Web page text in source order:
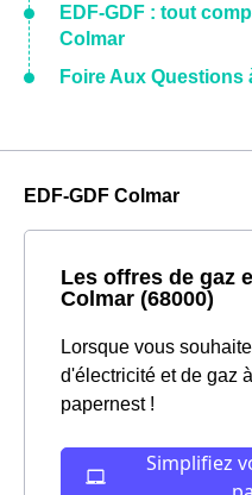
EDF-GDF : tout
Colmar
Foire Aux Questions
EDF-GDF Colmar
Les offres de gaz
Colmar (68000)
Lorsque vous
d'électricité et de gaz
papernest !